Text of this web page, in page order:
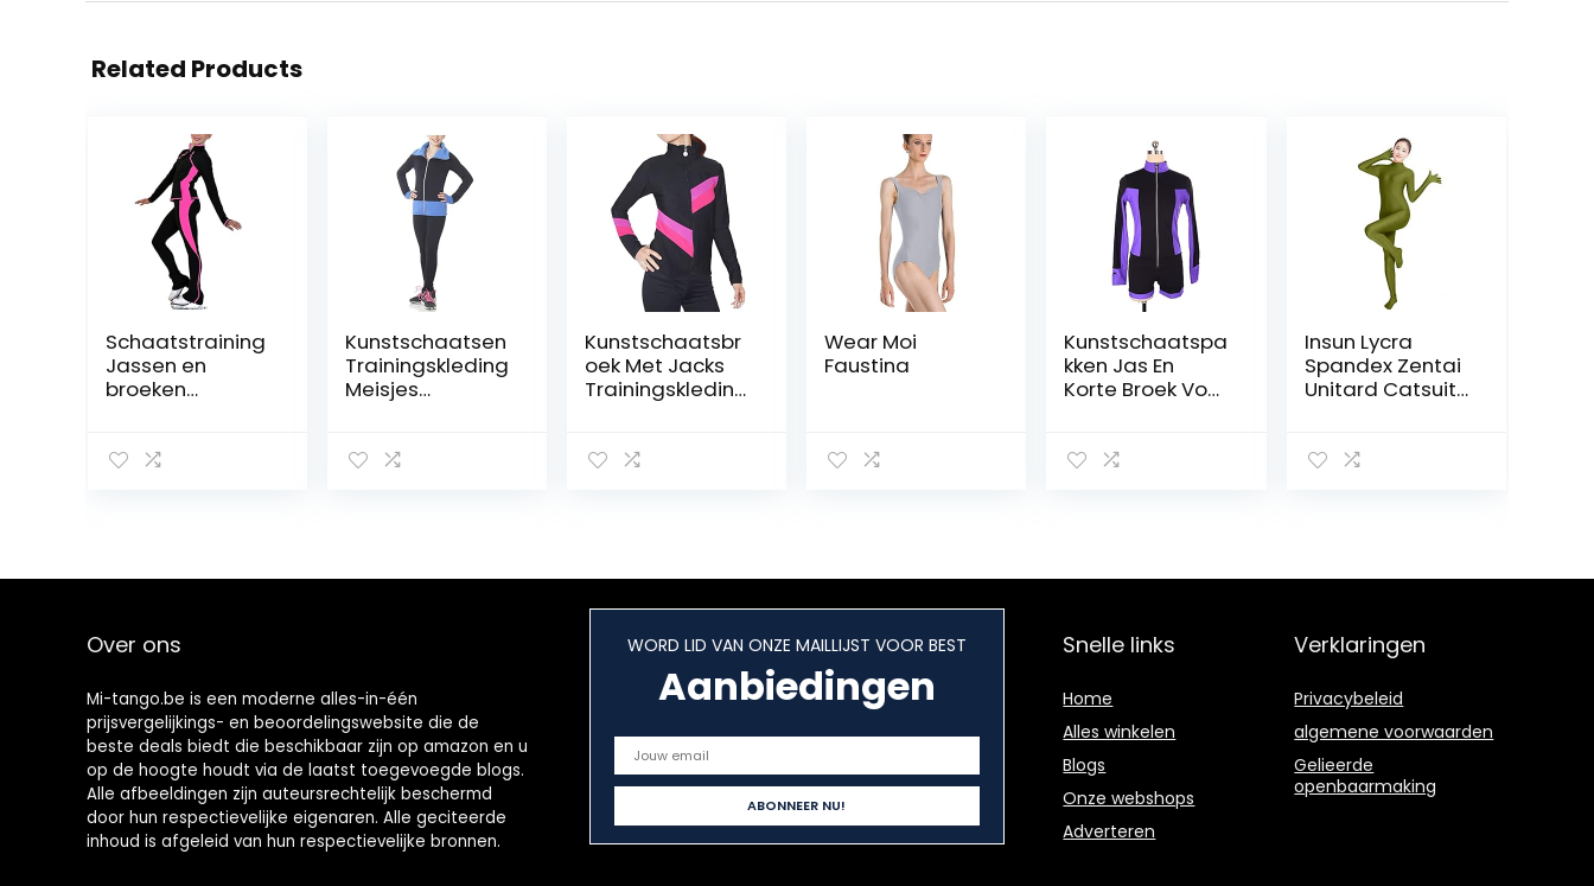
Related Products
Schaatstraining
Jassen en
broeken
meisjes Skate
Kunstschaatsen
Trainingskleding
Meisjes
Zwarte Dunne
Color:zwart)
Kunstschaatsbr
oek Met Jacks
Trainingskleding
Elastische
Wear Moi
Faustina
Kunstschaatspa
kken Jas En
Korte Broek Voor
jd Schaatsen
Insun Lycra
Spandex Zentai
Unitard Catsuit
Over ons
Mi-tango.be is een moderne alles-in-één
prijsvergelijkings- en beoordelingswebsite die de
beste deals biedt die beschikbaar zijn op amazon en u
op de hoogte houdt via de laatst toegevoegde blogs.
Alle afbeeldingen zijn auteursrechtelijk beschermd
door hun respectievelijke eigenaren. Alle geciteerde
inhoud is afgeleid van hun respectievelijke bronnen.
WORD LID VAN ONZE MAILLIJST VOOR BEST
Aanbiedingen
Snelle links
Home
Alles winkelen
Blogs
Onze webshops
Adverteren
Verklaringen
Privacybeleid
algemene voorwaarden
Gelieerde
openbaarmaking